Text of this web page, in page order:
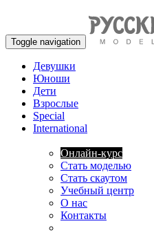
Toggle navigation
Девушки
Юноши
Дети
Взрослые
Special
International
Онлайн-курс
Стать моделью
Стать скаутом
Учебный центр
О нас
Контакты